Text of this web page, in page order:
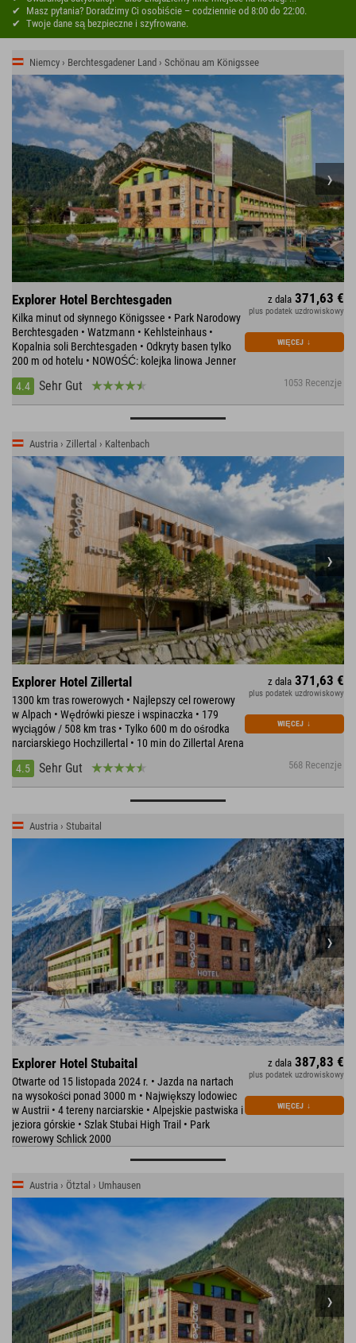
Masz pytania? Doradzimy Ci osobiście – codziennie od 8:00 do 22:00.
Twoje dane są bezpieczne i szyfrowane.
Niemcy › Berchtesgadener Land › Schönau am Königssee
Explorer Hotel Berchtesgaden
Kilka minut od słynnego Königssee • Park Narodowy
Berchtesgaden • Watzmann • Kehlsteinhaus •
Kopalnia soli Berchtesgaden • Odkryty basen tylko
200 m od hotelu • NOWOŚĆ: kolejka linowa Jenner
4.4
Sehr Gut 1053 Recenzje
z dala 371,63 €
plus podatek uzdrowiskowy
WIĘCEJ ↓
Austria › Zillertal › Kaltenbach
Explorer Hotel Zillertal
1300 km tras rowerowych • Najlepszy cel rowerowy
w Alpach • Wędrówki piesze i wspinaczka • 179
wyciągów / 508 km tras • Tylko 600 m do ośrodka
narciarskiego Hochzillertal • 10 min do Zillertal Arena
4.5
Sehr Gut 568 Recenzje
z dala 371,63 €
plus podatek uzdrowiskowy
WIĘCEJ ↓
Austria › Stubaital
Explorer Hotel Stubaital
Otwarte od 15 listopada 2024 r. • Jazda na nartach
na wysokości ponad 3000 m • Największy lodowiec
w Austrii • 4 tereny narciarskie • Alpejskie pastwiska i
jeziora górskie • Szlak Stubai High Trail • Park
rowerowy Schlick 2000
z dala 387,83 €
plus podatek uzdrowiskowy
WIĘCEJ ↓
Austria › Ötztal › Umhausen